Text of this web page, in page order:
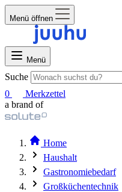
Menü öffnen
Menü
Suche
0
Merkzettel
a brand of
Home
Haushalt
Gastronomiebedarf
Großküchentechnik